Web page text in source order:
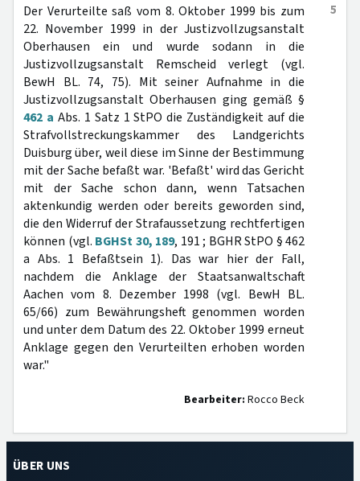
5
Der Verurteilte saß vom 8. Oktober 1999 bis zum
22. November 1999 in der Justizvollzugsanstalt
Oberhausen ein und wurde sodann in die
Justizvollzugsanstalt Remscheid verlegt (vgl.
BewH BL. 74, 75). Mit seiner Aufnahme in die
Justizvollzugsanstalt Oberhausen ging gemäß §
462 a Abs. 1 Satz 1 StPO die Zuständigkeit auf die
Strafvollstreckungskammer des Landgerichts
Duisburg über, weil diese im Sinne der Bestimmung
mit der Sache befaßt war. 'Befaßt' wird das Gericht
mit der Sache schon dann, wenn Tatsachen
aktenkundig werden oder bereits geworden sind,
die den Widerruf der Strafaussetzung rechtfertigen
können (vgl. BGHSt 30, 189, 191 ; BGHR StPO § 462
a Abs. 1 Befaßtsein 1). Das war hier der Fall,
nachdem die Anklage der Staatsanwaltschaft
Aachen vom 8. Dezember 1998 (vgl. BewH BL.
65/66) zum Bewährungsheft genommen worden
und unter dem Datum des 22. Oktober 1999 erneut
Anklage gegen den Verurteilten erhoben worden
war."
Bearbeiter: Rocco Beck
ÜBER UNS